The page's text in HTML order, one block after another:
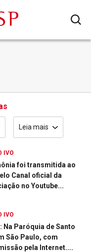
Leia mais
IVO
foi transmitida ao
Canal oficial da
no Youtube...
IVO
Na Paróquia de Santo
São Paulo, com
pela Internet....